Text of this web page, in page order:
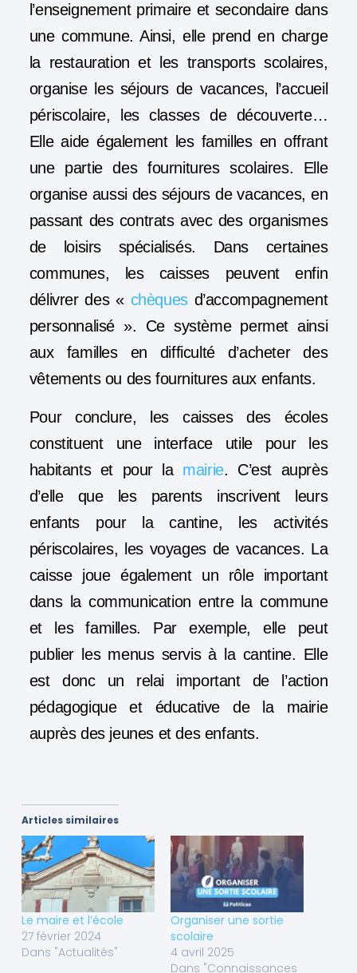
l’enseignement primaire et secondaire dans
une commune. Ainsi, elle prend en charge
la restauration et les transports scolaires,
organise les séjours de vacances, l’accueil
périscolaire, les classes de découverte…
Elle aide également les familles en offrant
une partie des fournitures scolaires. Elle
organise aussi des séjours de vacances, en
passant des contrats avec des organismes
de loisirs spécialisés. Dans certaines
communes, les caisses peuvent enfin
délivrer des « chèquesd’accompagnement
personnalisé ». Ce système permet ainsi
aux familles en difficulté d’acheter des
vêtements ou des fournitures aux enfants.
Pour conclure, les caisses des écoles
constituent une interface utile pour les
habitants et pour la mairie. C’est auprès
d’elle que les parents inscrivent leurs
enfants pour la cantine, les activités
périscolaires, les voyages de vacances. La
caisse joue également un rôle important
dans la communication entre la commune
et les familles. Par exemple, elle peut
publier les menus servis à la cantine. Elle
est donc un relai important de l’action
pédagogique et éducative de la mairie
auprès des jeunes et des enfants.
Articles similaires
Le maire et l’école
27 février 2024
Dans "Actualités"
Organiser une sortie
scolaire
4 avril 2025
Dans "Connaissances